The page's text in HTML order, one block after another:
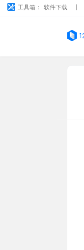
工具箱： 软件下载